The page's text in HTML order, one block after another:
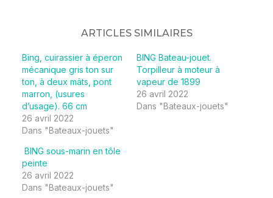
ARTICLES SIMILAIRES
Bing, cuirassier à éperon
mécanique gris ton sur
ton, à deux mâts, pont
marron, (usures
d’usage). 66 cm
26 avril 2022
Dans "Bateaux-jouets"
BING Bateau-jouet.
Torpilleur à moteur à
vapeur de 1899
26 avril 2022
Dans "Bateaux-jouets"
BING sous-marin en tôle
peinte
26 avril 2022
Dans "Bateaux-jouets"